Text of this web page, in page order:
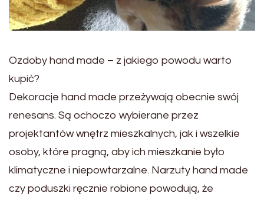
Ozdoby hand made – z jakiego powodu warto
kupić?
Dekoracje hand made przeżywają obecnie swój
renesans. Są ochoczo wybierane przez
projektantów wnętrz mieszkalnych, jak i wszelkie
osoby, które pragną, aby ich mieszkanie było
klimatyczne i niepowtarzalne. Narzuty hand made
czy poduszki ręcznie robione powodują, że